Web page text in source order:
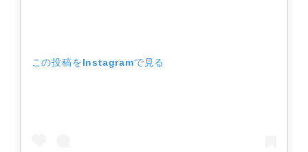
この投稿をInstagramで見る